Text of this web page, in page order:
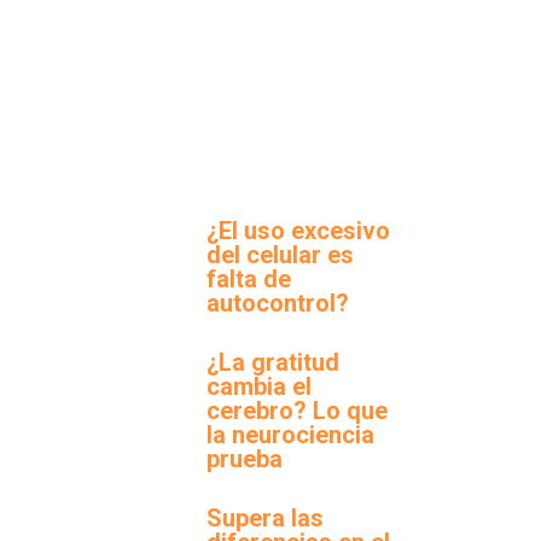
¿El uso excesivo
del celular es
falta de
autocontrol?
¿La gratitud
cambia el
cerebro? Lo que
la neurociencia
prueba
Supera las